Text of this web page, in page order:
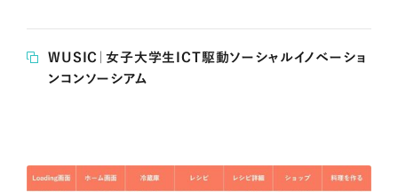
WUSIC｜女子大学生ICT駆動ソーシャルイノベーショ
ンコンソーシアム